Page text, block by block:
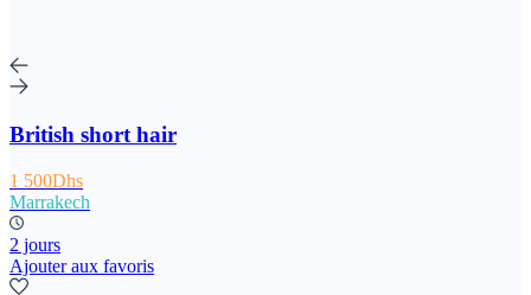
British short hair
1 500Dhs
Marrakech
2 jours
Ajouter aux favoris